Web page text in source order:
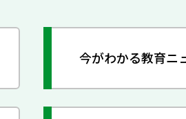
今がわかる教育ニ